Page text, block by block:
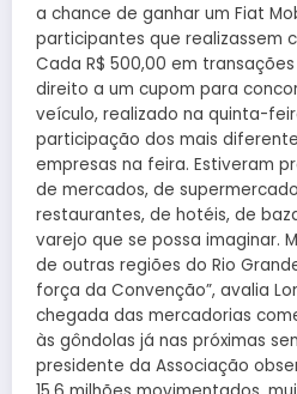
a chance de ganhar um Fiat
participantes que realizassem
Cada R$ 500,00 em
direito a um cupom para
veículo, realizado na quinta-
participação dos mais
empresas na feira. Estiveram
de mercados, de
restaurantes, de hotéis, de
varejo que se possa imaginar.
de outras regiões do Rio
força da Convenção”, avalia
chegada das mercadorias
às gôndolas já nas próximas
presidente da Associação